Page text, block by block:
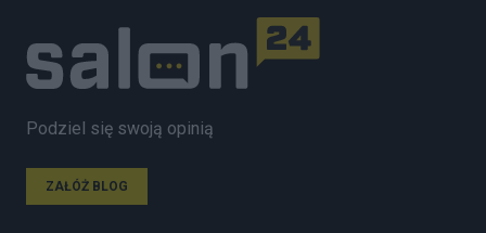
Podziel się swoją opinią
ZAŁÓŻ BLOG